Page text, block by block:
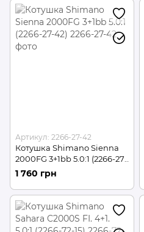
Артикул: 2266-27-42
Котушка Shimano Sienna
2000FG 3+1bb 5.0:1 (2266-27-
42)
1 760 грн